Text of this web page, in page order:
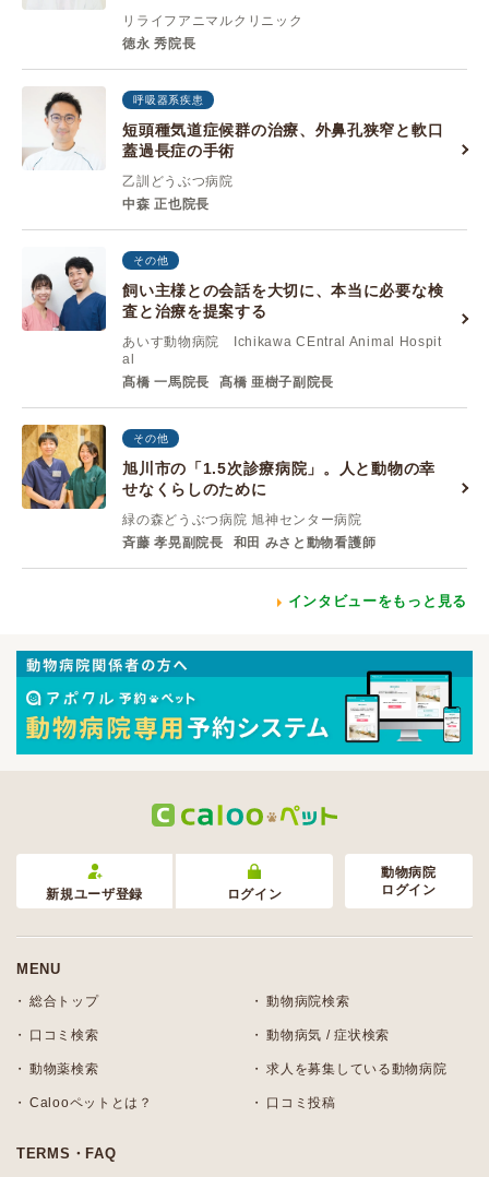
リライフアニマルクリニック
徳永 秀院長
呼吸器系疾患
短頭種気道症候群の治療、外鼻孔狭窄と軟口
蓋過長症の手術
乙訓どうぶつ病院
中森 正也院長
その他
飼い主様との会話を大切に、本当に必要な検
査と治療を提案する
あいす動物病院 Ichikawa CEntral Animal Hospit
al
髙橋 一馬院長
髙橋 亜樹子副院長
その他
旭川市の「1.5次診療病院」。人と動物の幸
せなくらしのために
緑の森どうぶつ病院 旭神センター病院
斉藤 孝晃副院長
和田 みさと動物看護師
インタビューをもっと見る
新規ユーザ登録 ログイン
動物病院
ログイン
MENU
総合トップ 動物病院検索
口コミ検索 動物病気 / 症状検索
動物薬検索 求人を募集している動物病院
Calooペットとは？ 口コミ投稿
TERMS・FAQ